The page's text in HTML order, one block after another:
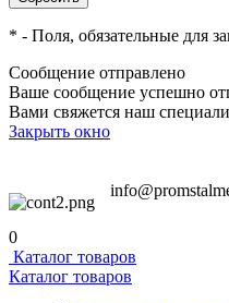
* - Поля, обязательные для
Сообщение отправлено
Ваше сообщение успешно
Вами свяжется наш
Закрыть окно
0
Каталог товаров
Каталог товаров